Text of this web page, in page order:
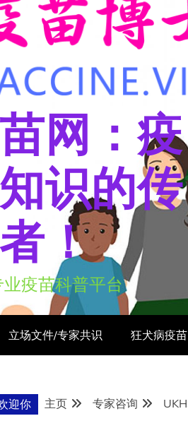
网：疫
识的传
！
疫苗科普平台
立场文件/专家共识 狂犬病疫苗
迎你 主页 专家咨询